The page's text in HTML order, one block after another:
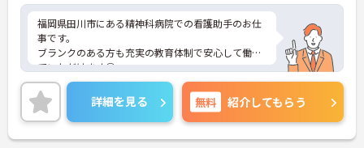
福岡県田川市にある精神科病院での看護助手のお仕
事です。
ブランクのある方も充実の教育体制で安心して働い
ていただけます◎
残業もほとんどございませんのでプライベートや家
庭との両立もしやすい環境です。
無料駐車場があるのでマイカーでの通勤も可能。離
れた地域にお住まいの方もストレス無く通勤してい
ただけます。
詳細を見る 無料 紹介してもらう